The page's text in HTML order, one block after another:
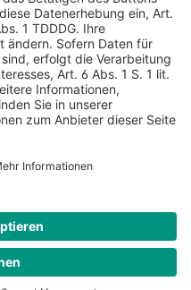
Impressum
Compliance
MwSt., zzgl.